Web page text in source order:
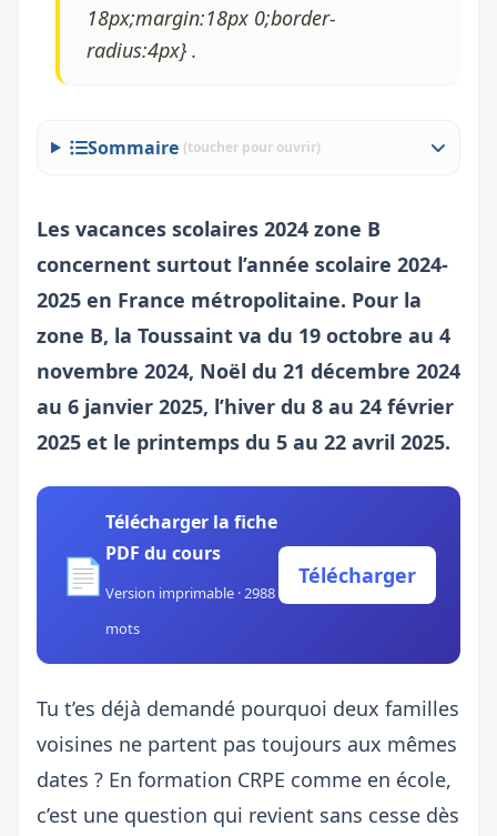
18px;margin:18px 0;border-
radius:4px} .
Sommaire (toucher pour ouvrir)
Les vacances scolaires 2024 zone B
concernent surtout l’année scolaire 2024-
2025 en France métropolitaine. Pour la
zone B, la Toussaint va du 19 octobre au 4
novembre 2024, Noël du 21 décembre 2024
au 6 janvier 2025, l’hiver du 8 au 24 février
2025 et le printemps du 5 au 22 avril 2025.
📄
Télécharger la fiche
PDF du cours
Version imprimable · 2988
mots
Télécharger
Tu t’es déjà demandé pourquoi deux familles
voisines ne partent pas toujours aux mêmes
dates ? En formation CRPE comme en école,
c’est une question qui revient sans cesse dès